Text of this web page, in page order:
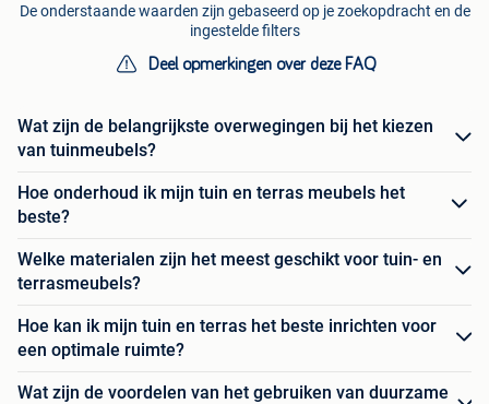
De onderstaande waarden zijn gebaseerd op je zoekopdracht en de
ingestelde filters
Deel opmerkingen over deze FAQ
Wat zijn de belangrijkste overwegingen bij het kiezen
van tuinmeubels?
Hoe onderhoud ik mijn tuin en terras meubels het
beste?
Welke materialen zijn het meest geschikt voor tuin- en
terrasmeubels?
Hoe kan ik mijn tuin en terras het beste inrichten voor
een optimale ruimte?
Wat zijn de voordelen van het gebruiken van duurzame